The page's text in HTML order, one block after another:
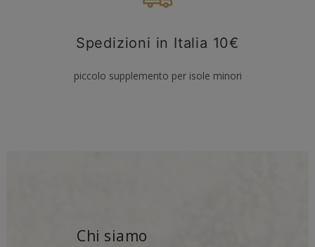
Spedizioni in Italia 10€
piccolo supplemento per isole minori
Chi siamo